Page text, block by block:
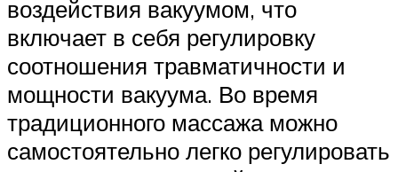
воздействия вакуумом, что
включает в себя регулировку
соотношения травматичности и
мощности вакуума. Во время
традиционного массажа можно
самостоятельно легко регулировать